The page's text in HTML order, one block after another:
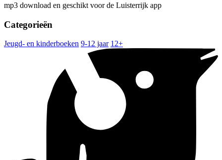
mp3 download en geschikt voor de Luisterrijk app
Categorieën
Jeugd- en kinderboeken 9-12 jaar 12+